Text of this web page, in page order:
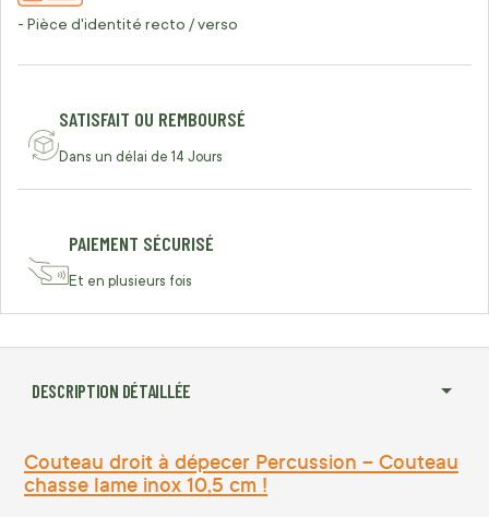
- Pièce d'identité recto / verso
SATISFAIT OU REMBOURSÉ
Dans un délai de 14 Jours
PAIEMENT SÉCURISÉ
Et en plusieurs fois
DESCRIPTION DÉTAILLÉE
Couteau droit à dépecer Percussion – Couteau
chasse lame inox 10,5 cm !